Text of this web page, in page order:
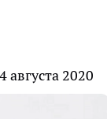
4 августа 2020